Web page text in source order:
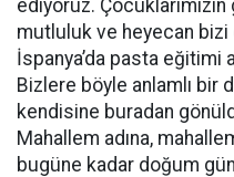
ediyoruz.
mutluluk ve heyecan bizi
İspanya’da pasta eğitimi
Bizlere böyle anlamlı bir
kendisine buradan
Mahallem adına,
bugüne kadar doğum